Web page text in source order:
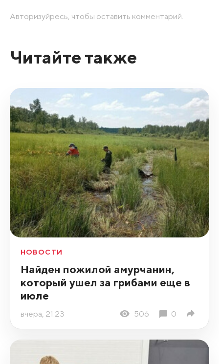
Авторизуйресь, чтобы оставить комментарий.
Читайте также
НОВОСТИ
Найден пожилой амурчанин,
который ушел за грибами еще в
июле
вчера, 21:23 506 0